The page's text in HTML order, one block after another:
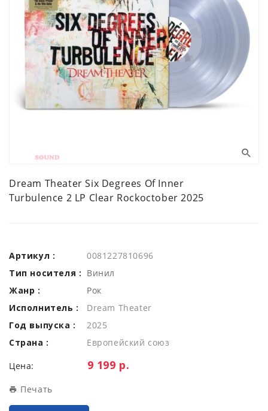
Dream Theater Six Degrees Of Inner
Turbulence 2 LP Clear Rockoctober 2025
Артикул :
0081227810696
Тип носителя : Винил
Жанр :
Рок
Исполнитель :
Dream Theater
Год выпуска :
2025
Страна :
Европейский союз
Цена: Цена:
9 199 р.
Печать